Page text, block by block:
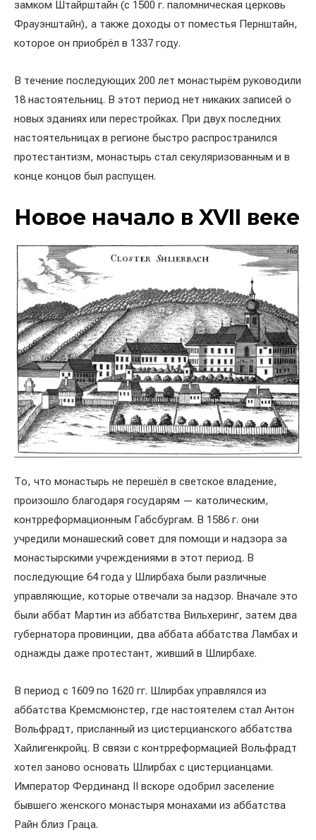
замком Штайрштайн (с 1500 г. паломническая церковь
Фрауэнштайн), а также доходы от поместья Пернштайн,
которое он приобрёл в 1337 году.
В течение последующих 200 лет монастырём руководили
18 настоятельниц. В этот период нет никаких записей о
новых зданиях или перестройках. При двух последних
настоятельницах в регионе быстро распространился
протестантизм, монастырь стал секуляризованным и в
конце концов был распущен.
Новое начало в XVII веке
То, что монастырь не перешёл в светское владение,
произошло благодаря государям — католическим,
контрреформационным Габсбургам. В 1586 г. они
учредили монашеский совет для помощи и надзора за
монастырскими учреждениями в этот период. В
последующие 64 года у Шлирбаха были различные
управляющие, которые отвечали за надзор. Вначале это
были аббат Мартин из аббатства Вильхеринг, затем два
губернатора провинции, два аббата аббатства Ламбах и
однажды даже протестант, живший в Шлирбахе.
В период с 1609 по 1620 гг. Шлирбах управлялся из
аббатства Кремсмюнстер, где настоятелем стал Антон
Вольфрадт, присланный из цистерцианского аббатства
Хайлигенкройц. В связи с контрреформацией Вольфрадт
хотел заново основать Шлирбах с цистерцианцами.
Император Фердинанд II вскоре одобрил заселение
бывшего женского монастыря монахами из аббатства
Райн близ Граца.